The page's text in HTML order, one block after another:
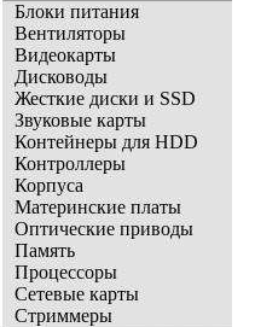
Блоки питания
Вентиляторы
Видеокарты
Дисководы
Жесткие диски и SSD
Звуковые карты
Контейнеры для HDD
Контроллеры
Корпуса
Материнские платы
Оптические приводы
Память
Процессоры
Сетевые карты
Стриммеры